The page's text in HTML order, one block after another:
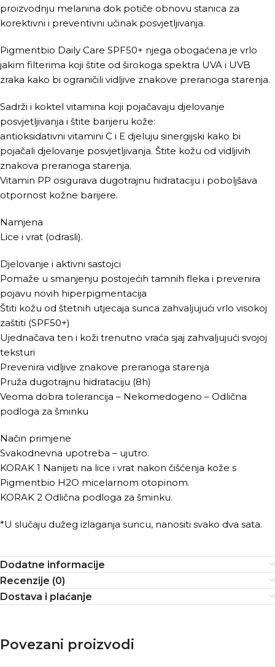
proizvodnju melanina dok potiče obnovu stanica za
korektivni i preventivni učinak posvjetljivanja.
Pigmentbio Daily Care SPF50+ njega obogaćena je vrlo
jakim filterima koji štite od širokoga spektra UVA i UVB
zraka kako bi ograničili vidljive znakove preranoga starenja.
Sadrži i koktel vitamina koji pojačavaju djelovanje
posvjetljivanja i štite barijeru kože:
antioksidativni vitamini C i E djeluju sinergijski kako bi
pojačali djelovanje posvjetljivanja. Štite kožu od vidljivih
znakova preranoga starenja.
Vitamin PP osigurava dugotrajnu hidrataciju i poboljšava
otpornost kožne barijere.
Namjena
Lice i vrat (odrasli).
Djelovanje i aktivni sastojci
Pomaže u smanjenju postojećih tamnih fleka i prevenira
pojavu novih hiperpigmentacija
Štiti kožu od štetnih utjecaja sunca zahvaljujući vrlo visokoj
zaštiti (SPF50+)
Ujednačava ten i koži trenutno vraća sjaj zahvaljujući svojoj
teksturi
Prevenira vidljive znakove preranoga starenja
Pruža dugotrajnu hidrataciju (8h)
Veoma dobra tolerancija – Nekomedogeno – Odlična
podloga za šminku
Način primjene
Svakodnevna upotreba – ujutro.
KORAK 1 Nanijeti na lice i vrat nakon čišćenja kože s
Pigmentbio H2O micelarnom otopinom.
KORAK 2 Odlična podloga za šminku.
*U slučaju dužeg izlaganja suncu, nanositi svako dva sata.
Dodatne informacije
Recenzije (0)
Dostava i plaćanje
Povezani proizvodi